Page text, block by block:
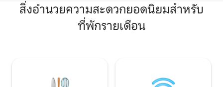
สิ่งอำนวยความสะดวกยอดนิยมสำหรับ
ที่พักรายเดือน